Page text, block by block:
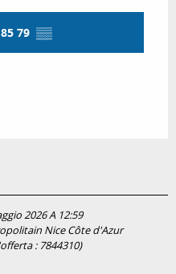
79 ▒▒
2026 A 12:59
Nice Côte d'Azur
: 7844310)